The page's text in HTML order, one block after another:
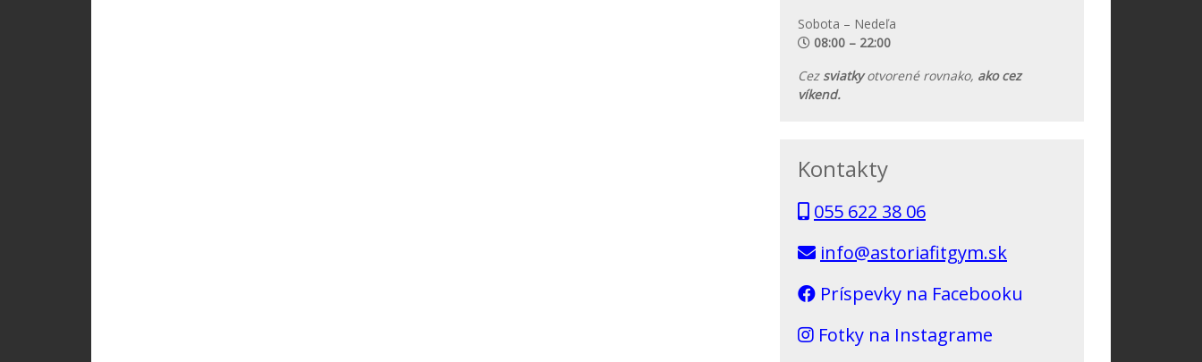
Sobota – Nedeľa
08:00 – 22:00
Cez sviatkyotvorené rovnako, ako cez
víkend.
Kontakty
055 622 38 06
info@astoriafitgym.sk
Príspevky na Facebooku
Fotky na Instagrame